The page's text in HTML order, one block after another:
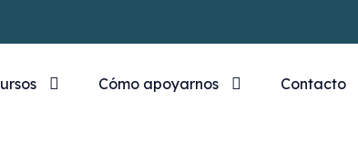
Cómo apoyarnos Contacto